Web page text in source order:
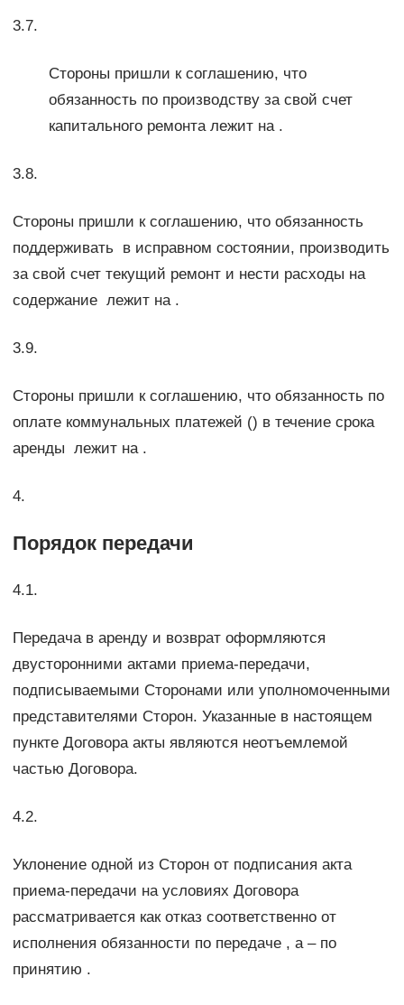
3.7.
Стороны пришли к соглашению, что
обязанность по производству за свой счет
капитального ремонта лежит на .
3.8.
Стороны пришли к соглашению, что обязанность
поддерживать в исправном состоянии, производить
за свой счет текущий ремонт и нести расходы на
содержание лежит на .
3.9.
Стороны пришли к соглашению, что обязанность по
оплате коммунальных платежей () в течение срока
аренды лежит на .
4.
Порядок передачи
4.1.
Передача в аренду и возврат оформляются
двусторонними актами приема-передачи,
подписываемыми Сторонами или уполномоченными
представителями Сторон. Указанные в настоящем
пункте Договора акты являются неотъемлемой
частью Договора.
4.2.
Уклонение одной из Сторон от подписания акта
приема-передачи на условиях Договора
рассматривается как отказ соответственно от
исполнения обязанности по передаче , а – по
принятию .